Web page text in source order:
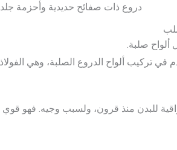
دروع ذات صفائح حديدية وأحزمة
صلبة.
في تركيب ألواح الدروع الصلبة، وهي
للبدن منذ قرون، ولسبب وجيه. فهو